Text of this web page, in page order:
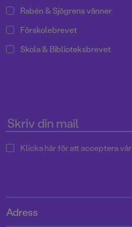
Rabén & Sjögrens vänner
Förskolebrevet
Skola & Biblioteksbrevet
Klicka här för att acceptera vår
Adress